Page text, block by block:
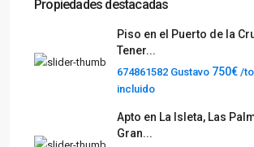
Propiedades destacadas
Piso en el Puerto de la
Tener...
674861582 Gustavo 750€ /
incluido
Apto en La Isleta, Las
Gran...